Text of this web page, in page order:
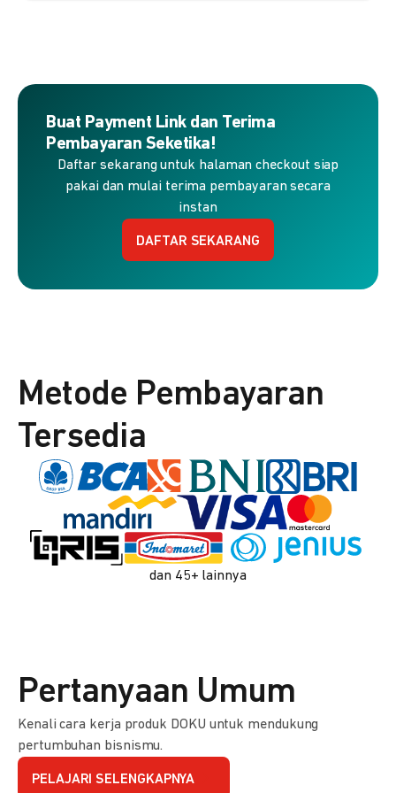
Buat Payment Link dan Terima
Pembayaran Seketika!
Daftar sekarang untuk halaman checkout siap
pakai dan mulai terima pembayaran secara
instan
DAFTAR SEKARANG
Metode Pembayaran
Tersedia
dan 45+ lainnya
Pertanyaan Umum
Kenali cara kerja produk DOKU untuk mendukung
pertumbuhan bisnismu.
PELAJARI SELENGKAPNYA